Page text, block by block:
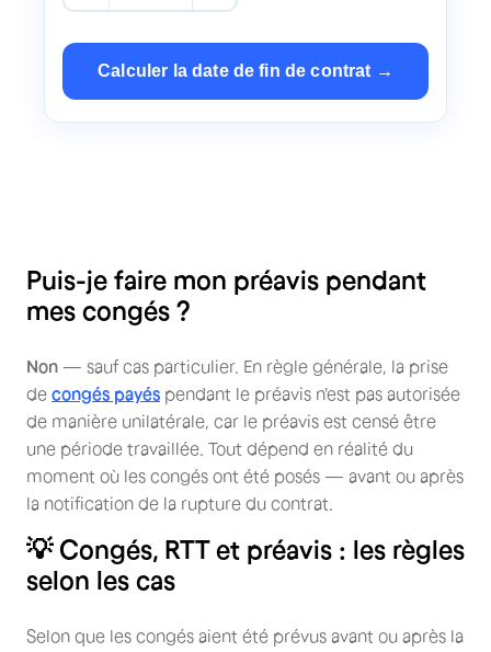
Calculer la date de fin de contrat →
Puis-je faire mon préavis pendant
mes congés ?
Non — sauf cas particulier. En règle générale, la prise
de congés payés pendant le préavis n'est pas autorisée
de manière unilatérale, car le préavis est censé être
une période travaillée. Tout dépend en réalité du
moment où les congés ont été posés — avant ou après
la notification de la rupture du contrat.
💡 Congés, RTT et préavis : les règles
selon les cas
Selon que les congés aient été prévus avant ou après la